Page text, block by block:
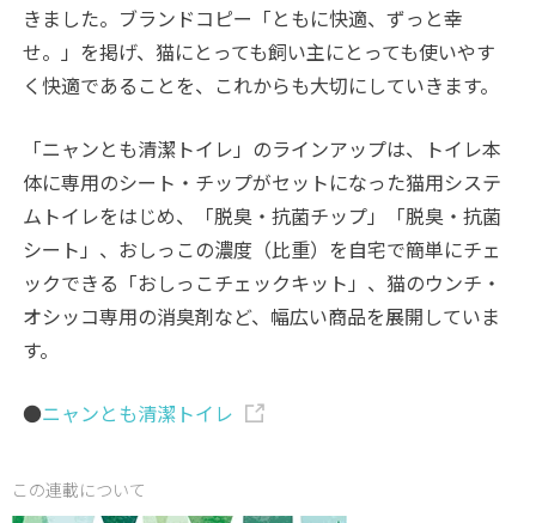
きました。 ブランドコピー「ともに快適、ずっと幸
せ。」を掲げ、猫にとっても飼い主にとっても使いやす
く快適であることを、これからも大切にしていきます。
「ニャンとも清潔トイレ」のラインアップは、トイレ本
体に専用のシート・チップがセットになった猫用システ
ムトイレをはじめ、「脱臭・抗菌チップ」「脱臭・抗菌
シート」、おしっこの濃度（比重）を自宅で簡単にチェ
ックできる「おしっこチェックキット」、猫のウンチ・
オシッコ専用の消臭剤など、幅広い商品を展開していま
す。
●ニャンとも清潔トイレ
この連載について